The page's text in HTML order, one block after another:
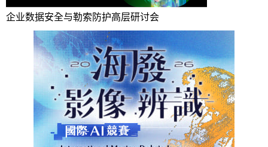
企业数据安全与勒索防护高层研讨会